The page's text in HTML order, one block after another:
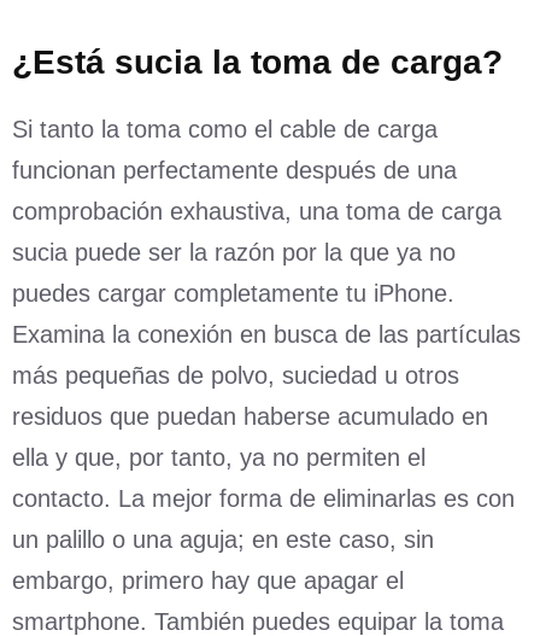
¿Está sucia la toma de carga?
Si tanto la toma como el cable de carga
funcionan perfectamente después de una
comprobación exhaustiva, una toma de carga
sucia puede ser la razón por la que ya no
puedes cargar completamente tu iPhone.
Examina la conexión en busca de las partículas
más pequeñas de polvo, suciedad u otros
residuos que puedan haberse acumulado en
ella y que, por tanto, ya no permiten el
contacto. La mejor forma de eliminarlas es con
un palillo o una aguja; en este caso, sin
embargo, primero hay que apagar el
smartphone. También puedes equipar la toma